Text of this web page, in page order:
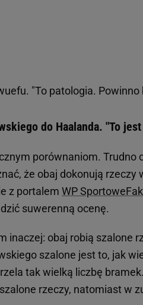
"To patologia. Powinno
do Haalanda. "To
porównaniom. Trudno
że obaj dokonują rzeczy
z portalem WP
suwerenną ocenę.
inaczej: obaj robią szalone
szalone jest to, jak
tak wielką liczbę
rzeczy, natomiast w